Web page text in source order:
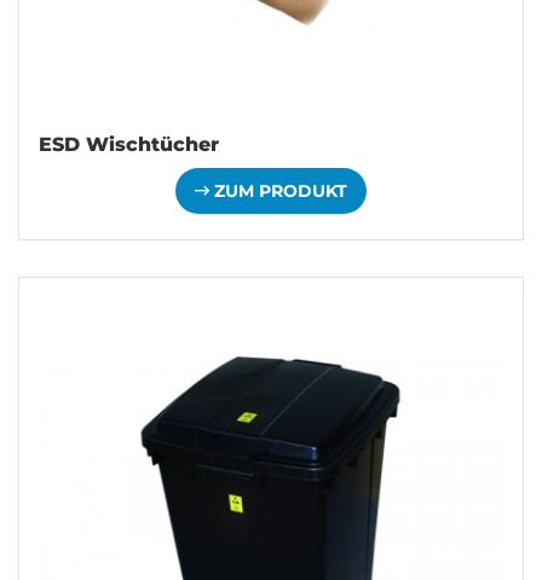
ESD Wischtücher
ZUM PRODUKT